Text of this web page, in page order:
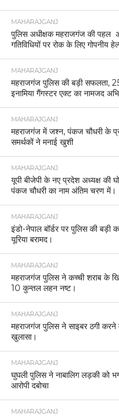
होली पर्व को लेकर जिले में पहले
आयोजित की जा चुकी हैं। इन
अधीक्षक सोमेंद्र मीना ने स्थानीय
के साथ संवाद किया था। उन्होंने
शांति व्यवस्था बनाए रखना सर्वोच्च
प्रशासन ने कानून-व्यवस्था को
स्थलों, मंदिरों और जुलूस मार्गों पर
असामाजिक तत्वों पर कड़ी
अराजकता बर्दाश्त नहीं की
हुड़दंग मचाने वालों पर सख्त
उत्तर प्रदेश बोर्ड परीक्षाओं को
पोस्ट डालने या शेयर करने पर कड़ी
बैठकों में उपस्थित धर्मगुरुओं, डीजे
नागरिकों ने प्रशासन को पूर्ण
ने भी भरोसा दिलाया कि
जाएंगे ताकि जिले में शांति और
यह है पुलिस की तैयारियां
-त्योहारों के दौरान सार्वजनिक
व्यवस्था की जाएगी।
-असामाजिक तत्वों पर कड़ी
अराजकता बर्दाश्त नहीं की जाएगी।
-होली के दौरान अश्लील गीतों व
-बोर्ड परीक्षाओं को ध्यान में
जारी किए गए हैं।